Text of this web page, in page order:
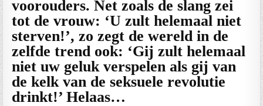
voorouders. Net zoals de slang zei
tot de vrouw: ‘U zult helemaal niet
sterven!’, zo zegt de wereld in de
zelfde trend ook: ‘Gij zult helemaal
niet uw geluk verspelen als gij van
de kelk van de seksuele revolutie
drinkt!’ Helaas…